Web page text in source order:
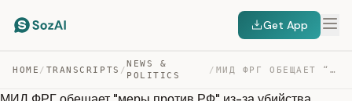
Get App
HOME / TRANSCRIPTS /
NEWS &
POLITICS
/ МИД ФРГ ОБЕЩАЕТ “МЕРЫ ПРОТИВ РФ” ИЗ-ЗА УБИЙСТВА НАВАЛЬН… — TRANSCRIPT